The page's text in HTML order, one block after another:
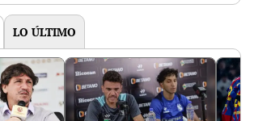
LO ÚLTIMO